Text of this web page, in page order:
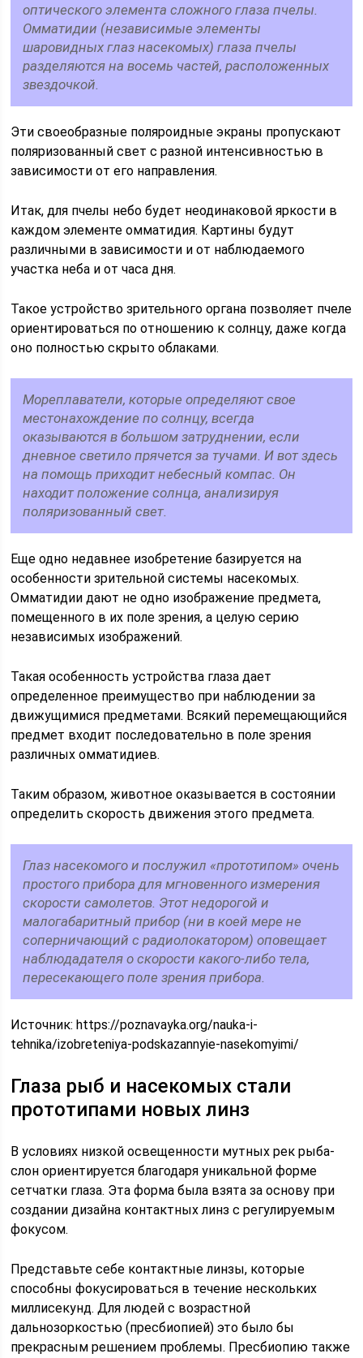
оптического элемента сложного глаза пчелы.
Омматидии (независимые элементы
шаровидных глаз насекомых) глаза пчелы
разделяются на восемь частей, расположенных
звездочкой.
Эти своеобразные поляроидные экраны пропускают
поляризованный свет с разной интенсивностью в
зависимости от его направления.
Итак, для пчелы небо будет неодинаковой яркости в
каждом элементе омматидия. Картины будут
различными в зависимости и от наблюдаемого
участка неба и от часа дня.
Такое устройство зрительного органа позволяет пчеле
ориентироваться по отношению к солнцу, даже когда
оно полностью скрыто облаками.
Мореплаватели, которые определяют свое
местонахождение по солнцу, всегда
оказываются в большом затруднении, если
дневное светило прячется за тучами. И вот здесь
на помощь приходит небесный компас. Он
находит положение солнца, анализируя
поляризованный свет.
Еще одно недавнее изобретение базируется на
особенности зрительной системы насекомых.
Омматидии дают не одно изображение предмета,
помещенного в их поле зрения, а целую серию
независимых изображений.
Такая особенность устройства глаза дает
определенное преимущество при наблюдении за
движущимися предметами. Всякий перемещающийся
предмет входит последовательно в поле зрения
различных омматидиев.
Таким образом, животное оказывается в состоянии
определить скорость движения этого предмета.
Глаз насекомого и послужил «прототипом» очень
простого прибора для мгновенного измерения
скорости самолетов. Этот недорогой и
малогабаритный прибор (ни в коей мере не
соперничающий с радиолокатором) оповещает
наблюдадателя о скорости какого-либо тела,
пересекающего поле зрения прибора.
Источник:https://poznavayka.org/nauka-i-
tehnika/izobreteniya-podskazannyie-nasekomyimi/
Глаза рыб и насекомых стали
прототипами новых линз
В условиях низкой освещенности мутных рек рыба-
слон ориентируется благодаря уникальной форме
сетчатки глаза. Эта форма была взята за основу при
создании дизайна контактных линз с регулируемым
фокусом.
Представьте себе контактные линзы, которые
способны фокусироваться в течение нескольких
миллисекунд. Для людей с возрастной
дальнозоркостью (пресбиопией) это было бы
прекрасным решением проблемы. Пресбиопию также